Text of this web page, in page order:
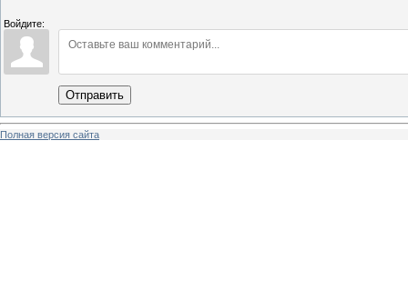
Войдите:
Отправить
Полная версия сайта